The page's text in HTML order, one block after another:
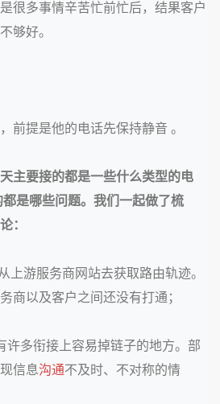
很多事情辛苦忙前忙后，结果客户
够好。
前提是他的电话先保持静音 。
主要接的都是一些什么类型的电
是哪些问题。我们一起做了梳
：
上游服务商网站去获取路由轨迹。
商以及客户之间还没有打通；
许多衔接上容易掉链子的地方。部
信息沟通不及时、不对称的情